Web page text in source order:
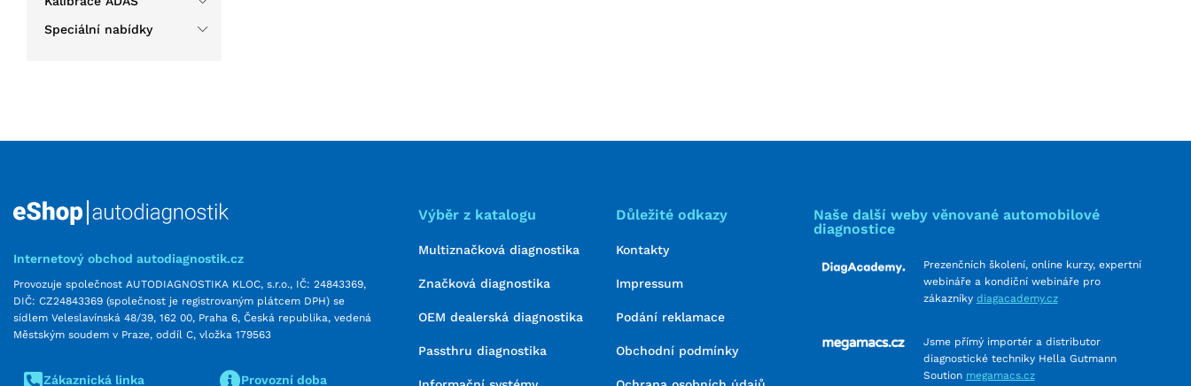
Speciální nabídky
Internetový obchod autodiagnostik.cz
Provozuje společnost AUTODIAGNOSTIKA KLOC, s.r.o., IČ: 24843369,
DIČ: CZ24843369 (společnost je registrovaným plátcem DPH) se
sídlem Veleslavínská 48/39, 162 00, Praha 6, Česká republika, vedená
Městským soudem v Praze, oddíl C, vložka 179563
Zákaznická linka Provozní doba
Výběr z katalogu
Multiznačková diagnostika
Značková diagnostika
OEM dealerská diagnostika
Passthru diagnostika
Důležité odkazy
Kontakty
Impressum
Podání reklamace
Obchodní podmínky
Naše další weby věnované automobilové
diagnostice
Prezenčních školení, online kurzy, expertní
webináře a kondiční webináře pro
zákazníky diagacademy.cz
Jsme přímý importér a distributor
diagnostické techniky Hella Gutmann
Soution megamacs.cz